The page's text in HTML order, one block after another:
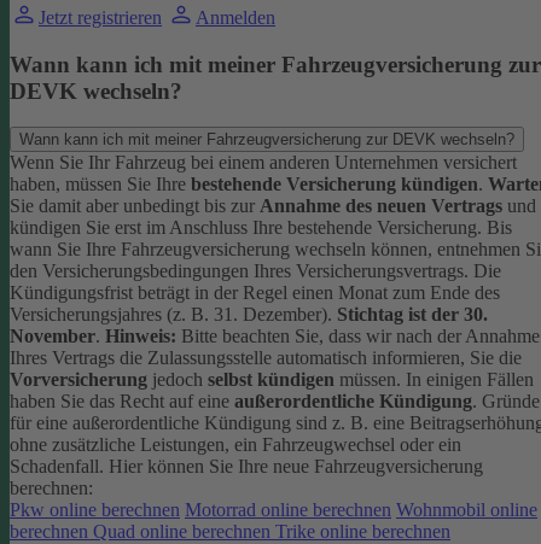
Jetzt registrieren
Anmelden
Wann kann ich mit meiner Fahrzeugversicherung zur
DEVK wechseln?
Wann kann ich mit meiner Fahrzeugversicherung zur DEVK wechseln?
Wenn Sie Ihr Fahrzeug bei einem anderen Unternehmen versichert
haben, müssen Sie Ihre bestehende Versicherung kündigen.
Sie damit aber unbedingt bis zur Annahme des neuen Vertrags und
kündigen Sie erst im Anschluss Ihre bestehende Versicherung. Bis
wann Sie Ihre Fahrzeugversicherung wechseln können, entnehmen
den Versicherungsbedingungen Ihres Versicherungsvertrags. Die
Kündigungsfrist beträgt in der Regel einen Monat zum Ende des
Versicherungsjahres (z. B. 31. Dezember). Stichtag ist der 30.
November. Hinweis: Bitte beachten Sie, dass wir nach der Annahme
Ihres Vertrags die Zulassungsstelle automatisch informieren, Sie die
Vorversicherung jedoch selbst kündigen müssen. In einigen Fällen
haben Sie das Recht auf eine außerordentliche Kündigung. Gründe
für eine außerordentliche Kündigung sind z. B. eine
ohne zusätzliche Leistungen, ein Fahrzeugwechsel oder ein
Schadenfall. Hier können Sie Ihre neue Fahrzeugversicherung
berechnen:
Pkw online berechnen Motorrad online berechnen Wohnmobil online
berechnen Quad online berechnen Trike online berechnen